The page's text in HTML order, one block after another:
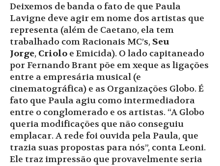
Deixemos de banda o fato de que Paula
Lavigne deve agir em nome dos artistas que
representa (além de Caetano, ela tem
trabalhado com Racionais MC’s, Seu
Jorge, Criolo e Emicida). O lado capitaneado
por Fernando Brant põe em xeque as ligações
entre a empresária musical (e
cinematográfica) e as Organizações Globo. É
fato que Paula agiu como intermediadora
entre o conglomerado e os artistas. “A Globo
queria modificações que não conseguiu
emplacar. A rede foi ouvida pela Paula, que
trazia suas propostas para nós”, conta Leoni.
Ele traz impressão que provavelmente seria